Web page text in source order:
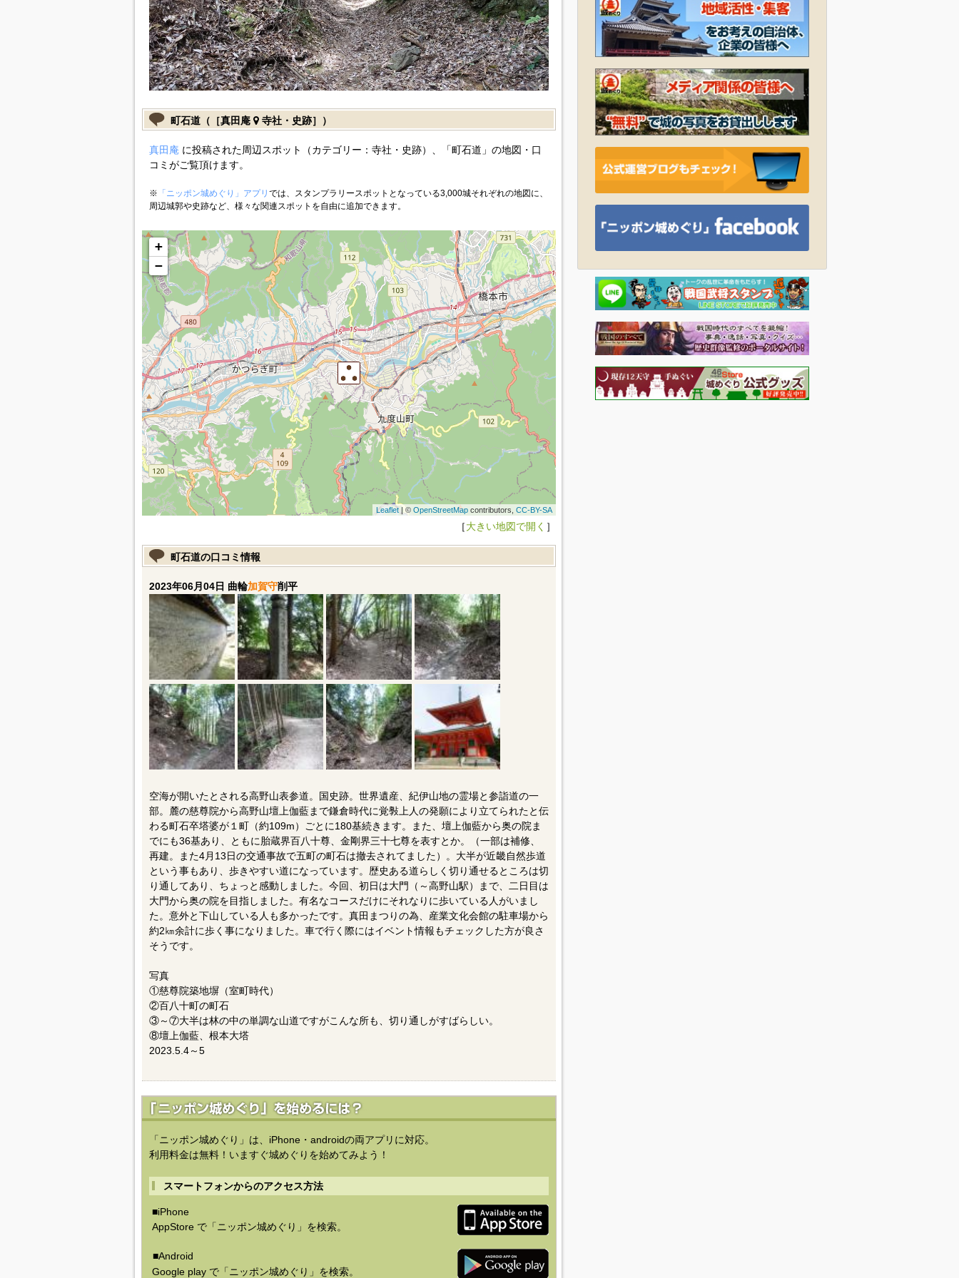
町石道（［真田庵 寺社・史跡］）
真田庵 に投稿された周辺スポット（カテゴリー：寺社・史跡）、「町石道」の地図・口
コミがご覧頂けます。
※ 「ニッポン城めぐり」アプリ では、スタンプラリースポットとなっている3,000城それぞれの地図に、
周辺城郭や史跡など、様々な関連スポットを自由に追加できます。
+
−
Leaflet| © OpenStreetMapcontributors, CC-BY-SA
［大きい地図で開く ］
町石道の口コミ情報
2023年06月04日 曲輪加賀守削平
空海が開いたとされる高野山表参道。国史跡。世界遺産、紀伊山地の霊場と参詣道の一
部。麓の慈尊院から高野山壇上伽藍まで鎌倉時代に覚斅上人の発願により立てられたと伝
わる町石卒塔婆が１町（約109m）ごとに180基続きます。また、壇上伽藍から奥の院ま
でにも36基あり、ともに胎蔵界百八十尊、金剛界三十七尊を表すとか。（一部は補修、
再建。また4月13日の交通事故で五町の町石は撤去されてました）。大半が近畿自然歩道
という事もあり、歩きやすい道になっています。歴史ある道らしく切り通せるところは切
り通してあり、ちょっと感動しました。今回、初日は大門（～高野山駅）まで、二日目は
大門から奥の院を目指しました。有名なコースだけにそれなりに歩いている人がいまし
た。意外と下山している人も多かったです。真田まつりの為、産業文化会館の駐車場から
約2㎞余計に歩く事になりました。車で行く際にはイベント情報もチェックした方が良さ
そうです。
写真
①慈尊院築地塀（室町時代）
②百八十町の町石
③～⑦大半は林の中の単調な山道ですがこんな所も、切り通しがすばらしい。
⑧壇上伽藍、根本大塔
2023.5.4～5
「ニッポン城めぐり」は、iPhone・androidの両アプリに対応。
利用料金は無料！いますぐ城めぐりを始めてみよう！
スマートフォンからのアクセス方法
■iPhone
AppStore で「ニッポン城めぐり」を検索。
■Android
Google play で「ニッポン城めぐり」を検索。